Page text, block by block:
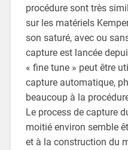
procédure sont très
sur les matériels
son saturé, avec ou
capture est lancée
« fine tune » peut être
capture automatique,
beaucoup à la
Le process de capture
moitié environ semble
et à la construction du